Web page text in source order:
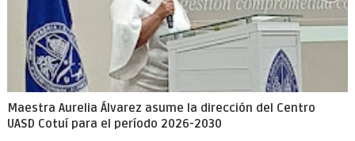
Maestra Aurelia Álvarez asume la dirección del Centro
UASD Cotuí para el período 2026-2030